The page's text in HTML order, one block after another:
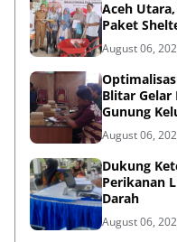
Aceh
Paket
August 06,
Blitar Gelar
Gunung
August 06,
Dukung
Perikanan
Darah
August 06,